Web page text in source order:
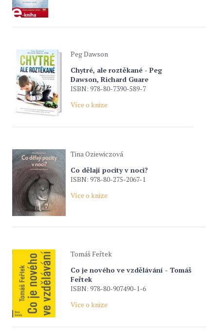
Peg Dawson
Chytré, ale roztěkané - Peg
Dawson, Richard Guare
ISBN: 978-80-7390-589-7
Více o knize
Tina Oziewiczová
Co dělají pocity v noci?
ISBN: 978-80-275-2067-1
Více o knize
Tomáš Feřtek
Co je nového ve vzdělávání - Tomáš
Feřtek
ISBN: 978-80-907490-1-6
Více o knize